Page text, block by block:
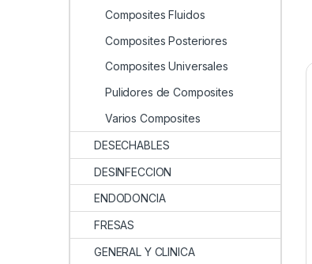
Composites Fluidos
Composites Posteriores
Composites Universales
Pulidores de Composites
Varios Composites
DESECHABLES
DESINFECCION
ENDODONCIA
FRESAS
GENERAL Y CLINICA